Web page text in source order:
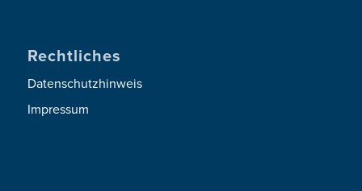
Rechtliches
Datenschutzhinweis
Impressum